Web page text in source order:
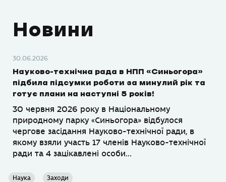
Новини
30.06.2026
Науково-технічна рада в НПП «Синьогора»
підбила підсумки роботи за минулий рік та
готує плани на наступні 5 років!
30 червня 2026 року в Національному
природному парку «Синьогора» відбулося
чергове засідання Науково-технічної ради, в
якому взяли участь 17 членів Науково-технічної
ради та 4 зацікавлені особи...
Наука Заходи